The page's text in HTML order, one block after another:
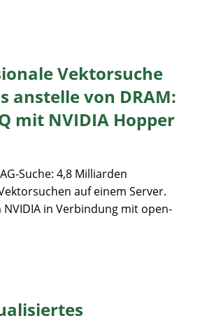
Vektorsuche
anstelle von DRAM:
mit NVIDIA Hopper
Suche: 4,8 Milliarden
auf einem Server.
NVIDIA in Verbindung mit open-